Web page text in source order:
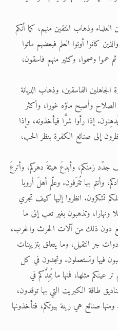
وذهاب المتقين منهم، كما أنكم
كانوا أوتوا العلم فبعضهم ماتوا
عموا وصموا، وكثير منهم فاسقون،
الفاسقين، وذهاب الديانة
وأصبح ماؤه غورا، وأكثر
إذا رأوا شرًّا فيأخذونه، وإذا
إلى صنائع الكفرة بنظر الحب،
جدّد زمنكم، وأبدعَ هيئةَ دهركم، وأترعَ
وأنتم بها تُترَفون. وعلّم أهلَ أروبا
تشكرون. انظروا إليها كيف تجري
ونهارا، وتذهبون بغير تعب إلى ما
دون ذلك من آلات الحرث والحرب،
جر الثقيل، وما يتعلق بتزيينات
فيها وتستعملون. وتجدون في كل
مثلها، فمنها ما يُمِدُّكم في
طاقة الكبريت التي بها توقدون،
صنائع هي زينة بيوتكم، فتأخذونها